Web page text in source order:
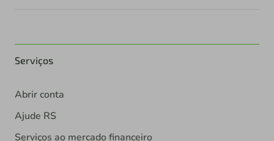
Serviços
Abrir conta
Ajude RS
Serviços ao mercado financeiro